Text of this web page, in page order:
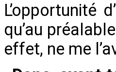
L’opportunité
qu’au
effet, ne me